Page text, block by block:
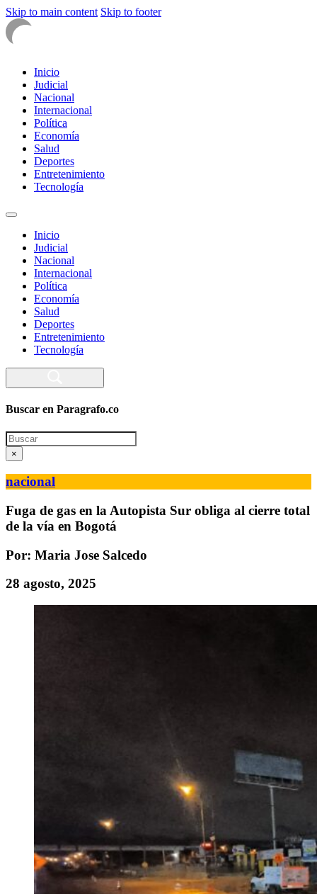
Skip to main content Skip to footer
Inicio
Judicial
Nacional
Internacional
Política
Economía
Salud
Deportes
Entretenimiento
Tecnología
Inicio
Judicial
Nacional
Internacional
Política
Economía
Salud
Deportes
Entretenimiento
Tecnología
Buscar en Paragrafo.co
Search
×
nacional
Fuga de gas en la Autopista Sur obliga al cierre total
de la vía en Bogotá
Por: Maria Jose Salcedo
28 agosto, 2025